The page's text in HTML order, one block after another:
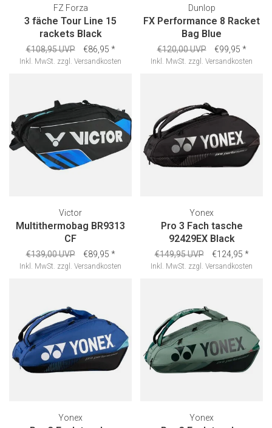
FZ Forza
3 fäche Tour Line 15
rackets Black
€108,95 UVP €86,95 *
Inkl. MwSt. zzgl. Versandkosten
Dunlop
FX Performance 8 Racket
Bag Blue
€120,00 UVP €99,95 *
Inkl. MwSt. zzgl. Versandkosten
Victor
Multithermobag BR9313
CF
€139,00 UVP €89,95 *
Inkl. MwSt. zzgl. Versandkosten
Yonex
Pro 3 Fach tasche
92429EX Black
€149,95 UVP €124,95 *
Inkl. MwSt. zzgl. Versandkosten
Yonex Yonex